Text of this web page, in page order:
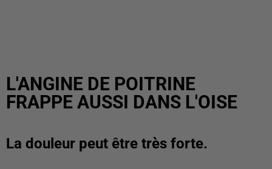
L'ANGINE DE POITRINE
FRAPPE AUSSI DANS L'OISE
La douleur peut être très forte.